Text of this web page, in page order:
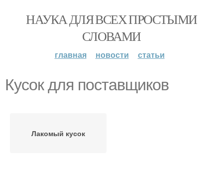
НАУКА ДЛЯ ВСЕХ ПРОСТЫМИ
СЛОВАМИ
главная новости статьи
Кусок для поставщиков
Лакомый кусок